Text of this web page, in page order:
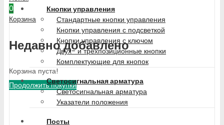
0
Корзина
Недавно добавлено
Корзина пуста!
Продолжить покупки
Кнопки управления
Стандартные кнопки управления
Кнопки управления с подсветкой
Кнопки управления с ключом
Двух- и трехпозиционные кнопки
Комплектующие для кнопок
Светосигнальная арматура
Светосигнальная арматура
Указатели положения
Посты